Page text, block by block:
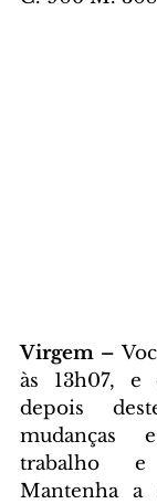
Virgem –
às 13h07, e
depois
mudanças
trabalho
Mantenha a